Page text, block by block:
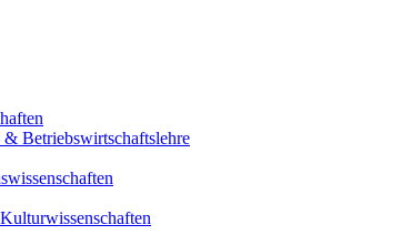
Betriebswirtschaftslehre